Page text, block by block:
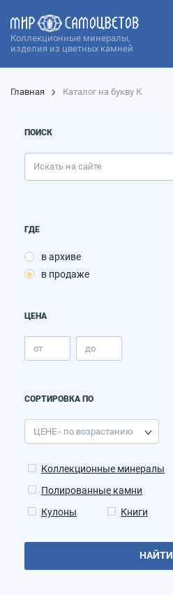
Коллекционные минералы,
изделия из цветных камней
Главная Каталог на букву К
ПОИСК
ГДЕ
в архиве
в продаже
ЦЕНА
СОРТИРОВКА ПО
Коллекционные минералы
Полированные камни
Кулоны
Книги
НАЙТИ